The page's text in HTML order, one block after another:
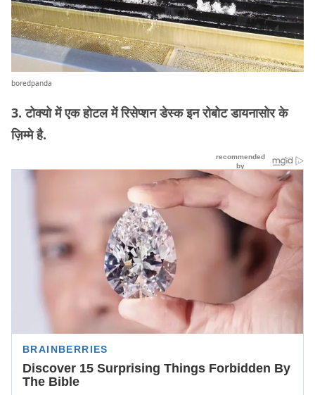
boredpanda
3. टोक्यो में एक होटल में रिसेप्शन डेस्क इन रोबोट डायनासोर के
ज़िम्मे है.